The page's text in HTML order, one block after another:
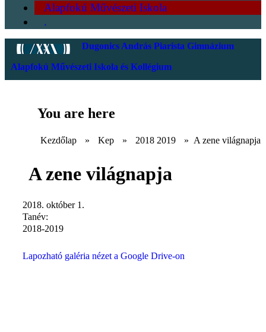
Alapfokú Művészeti Iskola
.
Dugonics András Piarista Gimnázium
Alapfokú Művészeti Iskola és Kollégium
You are here
Kezdőlap » Kep » 2018 2019 » A zene világnapja
A zene világnapja
2018. október 1.
Tanév:
2018-2019
Lapozható galéria nézet a Google Drive-on